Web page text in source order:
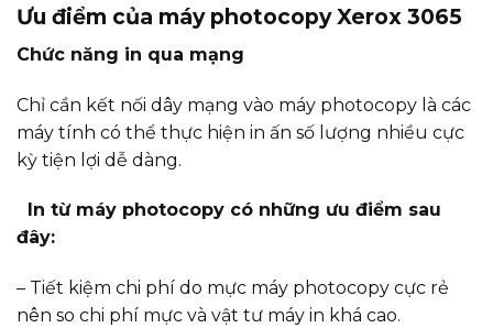
Ưu điểm của máy photocopy Xerox 3065
Chức năng in qua mạng
Chỉ cần kết nối dây mạng vào máy photocopy là các
máy tính có thể thực hiện in ấn số lượng nhiều cực
kỳ tiện lợi dễ dàng.
In từ máy photocopy có những ưu điểm sau
đây:
– Tiết kiệm chi phí do mực máy photocopy cực rẻ
nên so chi phí mực và vật tư máy in khá cao.